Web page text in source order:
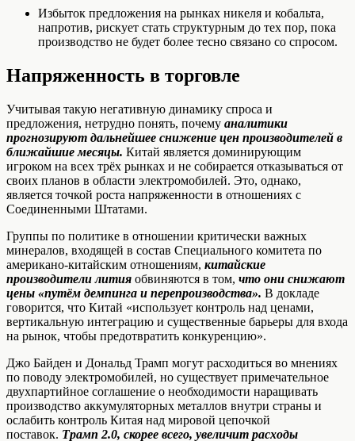
Избыток предложения на рынках никеля и кобальта,
напротив, рискует стать структурным до тех пор, пока
производство не будет более тесно связано со спросом.
Напряженность в торговле
Учитывая такую негативную динамику спроса и
предложения, нетрудно понять, почему аналитики
прогнозируют дальнейшее снижение цен производителей в
ближайшие месяцы. Китай является доминирующим
игроком на всех трёх рынках и не собирается отказываться от
своих планов в области электромобилей. Это, однако,
является точкой роста напряженности в отношениях с
Соединенными Штатами.
Группы по политике в отношении критически важных
минералов, входящей в состав Специального комитета по
американо-китайским отношениям, китайские
производители лития обвиняются в том, что они снижают
цены «путём демпинга и перепроизводства». В докладе
говорится, что Китай «использует контроль над ценами,
вертикальную интеграцию и существенные барьеры для входа
на рынок, чтобы предотвратить конкуренцию».
Джо Байден и Дональд Трамп могут расходиться во мнениях
по поводу электромобилей, но существует примечательное
двухпартийное соглашение о необходимости наращивать
производство аккумуляторных металлов внутри страны и
ослабить контроль Китая над мировой цепочкой
поставок. Трамп 2.0, скорее всего, увеличит расходы